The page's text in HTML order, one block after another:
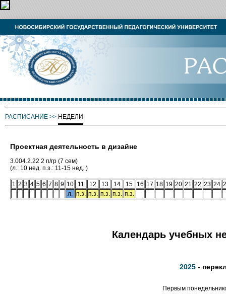
РАСПИСАНИЕ >> НЕДЕЛИ
Проектная деятельность в дизайне
3.004.2.22 2 п/гр (7 сем)
(л.: 10 нед. п.з.: 11-15 нед. )
1 2 3 4 5 6 7 8 9 10 11 12 13 14 15 16 17 18 19 20 21 22 23 24
л. п.з. п.з. п.з. п.з. п.з.
Календарь учебных
2025 -
Первым